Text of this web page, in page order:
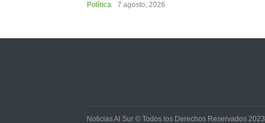
Política 7 agosto, 2026
Noticias Al Sur © Todos los Derechos Reservados 2023